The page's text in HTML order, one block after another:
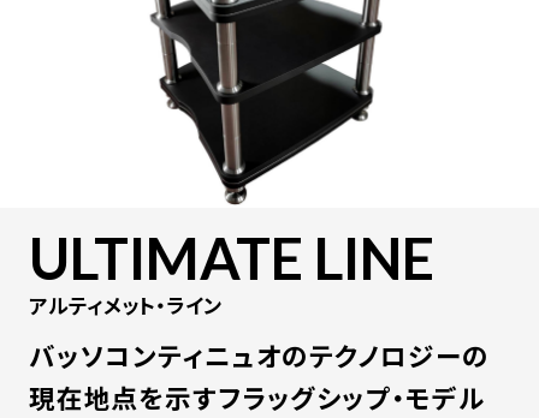
ULTIMATE LINE
アルティメット・ライン
バッソコンティニュオのテクノロジーの
現在地点を示すフラッグシップ・モデル